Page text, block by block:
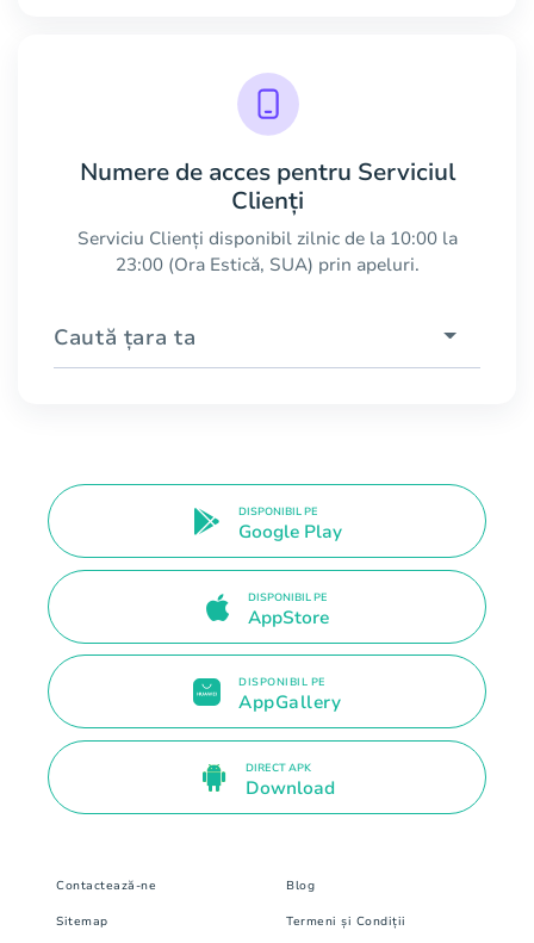
Numere de acces pentru Serviciul
Clienți
Serviciu Clienți disponibil zilnic de la 10:00 la
23:00 (Ora Estică, SUA) prin apeluri.
Caută țara ta
DISPONIBIL PE
Google Play
DISPONIBIL PE
AppStore
DISPONIBIL PE
AppGallery
DIRECT APK
Download
Contactează-ne Blog
Sitemap Termeni și Condiții